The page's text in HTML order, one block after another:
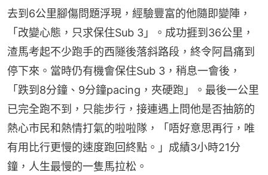
去到6公里腳傷問題浮現，經驗豐富的他隨即變陣，
「改變心態，只求保住Sub 3」。成功捱到36公里，
渣馬考起不少跑手的西隧後落斜路段，終令阿昌痛到
停下來。當時仍有機會保住Sub 3，稍息一會後，
「跌到8分鐘、9分鐘pacing，夾硬跑」。最後一公里
已完全跑不到，只能步行，接連遇上問他是否抽筋的
熱心市民和熱情打氣的啦啦隊，「唔好意思再行，唯
有用比行更慢的速度跑回終點。」成績3小時21分
鐘，人生最慢的一隻馬拉松。